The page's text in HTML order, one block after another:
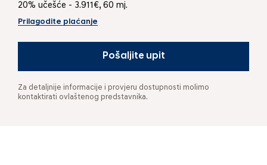
20% učešće - 3.911€, 60 mj.
Prilagodite plaćanje
Pošaljite upit
Za detaljnije informacije i provjeru dostupnosti molimo
kontaktirati ovlaštenog predstavnika.